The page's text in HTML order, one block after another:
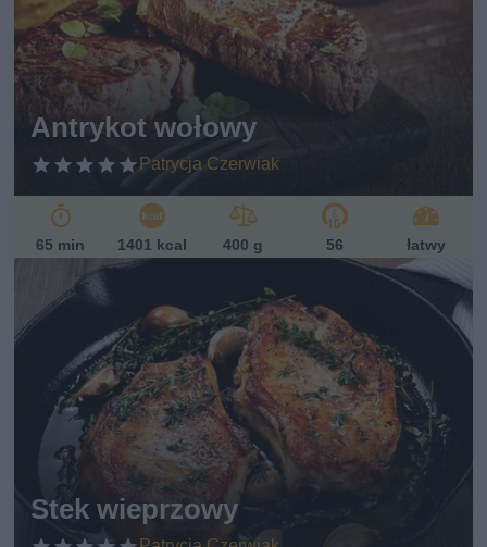
Antrykot wołowy
Patrycja Czerwiak
65 min 1401 kcal 400 g 56 łatwy
Stek wieprzowy